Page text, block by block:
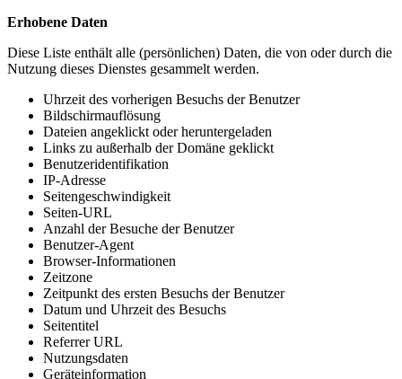
Erhobene Daten
Diese Liste enthält alle (persönlichen) Daten, die von oder durch die
Nutzung dieses Dienstes gesammelt werden.
Uhrzeit des vorherigen Besuchs der Benutzer
Bildschirmauflösung
Dateien angeklickt oder heruntergeladen
Links zu außerhalb der Domäne geklickt
Benutzeridentifikation
IP-Adresse
Seitengeschwindigkeit
Seiten-URL
Anzahl der Besuche der Benutzer
Benutzer-Agent
Browser-Informationen
Zeitzone
Zeitpunkt des ersten Besuchs der Benutzer
Datum und Uhrzeit des Besuchs
Seitentitel
Referrer URL
Nutzungsdaten
Geräteinformation